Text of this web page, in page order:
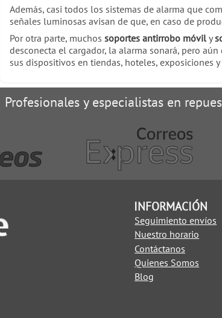
Además, casi todos los sistemas de alarma que
señales luminosas avisan de que, en caso de
Por otra parte, muchos soportes antirrobo móvily
desconecta el cargador, la alarma sonará, pero
sus dispositivos en tiendas, hoteles, exposiciones y
Profesionales y especialistas en
INFORMACIÓN
Seguimiento envíos
Nuestro horario
Contáctanos
Quienes Somos
Blog